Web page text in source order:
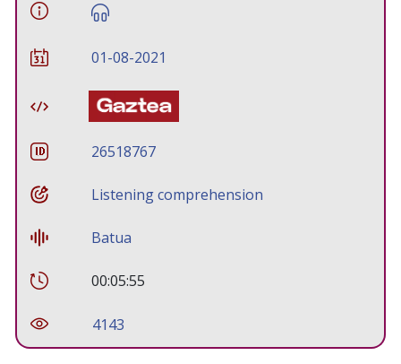
01-08-2021
26518767
Listening comprehension
Batua
00:05:55
4143